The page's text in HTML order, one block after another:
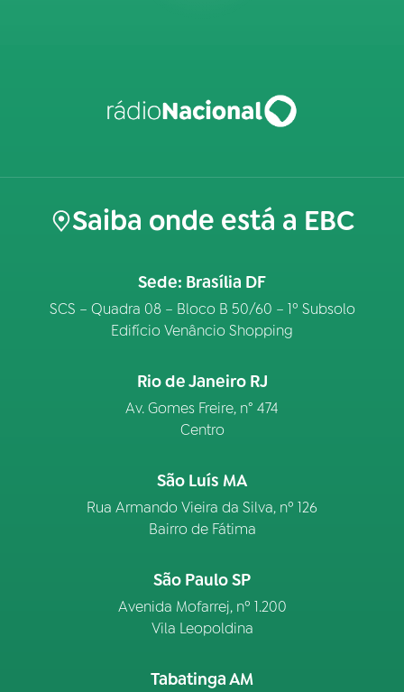
Saiba onde está a EBC
Sede: Brasília DF
SCS – Quadra 08 – Bloco B 50/60 – 1º Subsolo
Edifício Venâncio Shopping
Rio de Janeiro RJ
Av. Gomes Freire, n° 474
Centro
São Luís MA
Rua Armando Vieira da Silva, nº 126
Bairro de Fátima
São Paulo SP
Avenida Mofarrej, nº 1.200
Vila Leopoldina
Tabatinga AM